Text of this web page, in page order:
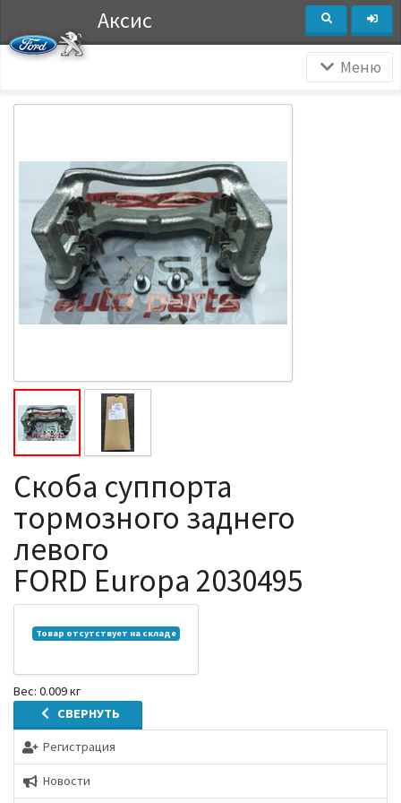
Аксис
Меню
СВЕРНУТЬ
Регистрация
Новости
Скоба суппорта
тормозного заднего
левого
FORD Europa 2030495
Товар отсутствует на складе
Вес: 0.009 кг